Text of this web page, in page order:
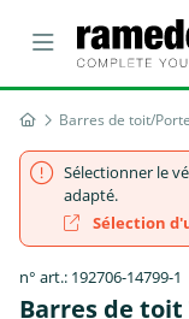
Barres de toit/
Sélectionner le
adapté.
Sélection
n° art.: 192706-14799-1
Barres de toit